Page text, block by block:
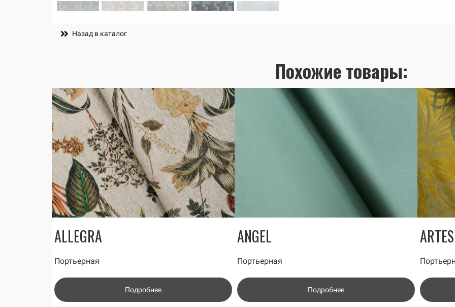
Назад в каталог
Похожие товары:
ALLEGRA
Портьерная
Подробнее
ANGEL
Портьерная
Подробнее